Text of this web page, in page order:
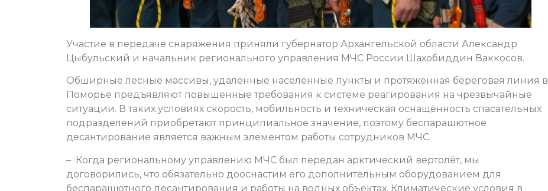
Участие в передаче снаряжения приняли губернатор Архангельской области Александр
Цыбульский и начальник регионального управления МЧС России Шахобиддин Ваккосов.
Обширные лесные массивы, удалённые населённые пункты и протяжённая береговая линия в
Поморье предъявляют повышенные требования к системе реагирования на чрезвычайные
ситуации. В таких условиях скорость, мобильность и техническая оснащённость спасательных
подразделений приобретают принципиальное значение, поэтому беспарашютное
десантирование является важным элементом работы сотрудников МЧС.
– Когда региональному управлению МЧС был передан арктический вертолёт, мы
договорились, что обязательно дооснастим его дополнительным оборудованием для
беспарашютного десантирования и работы на водных объектах. Климатические условия в